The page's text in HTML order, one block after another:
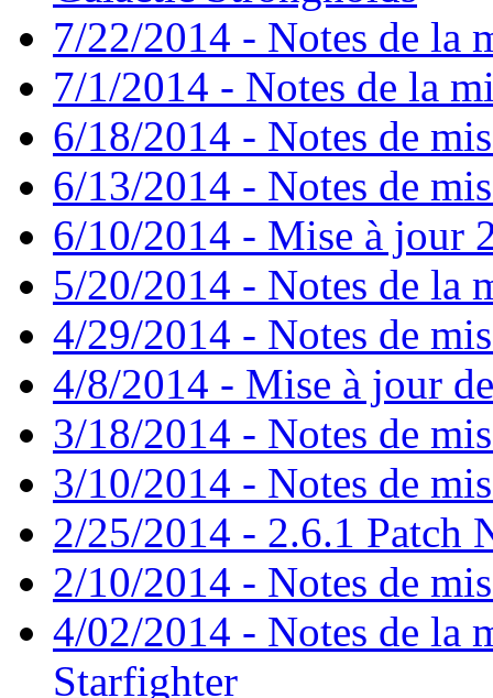
7/22/2014 - Notes de la
7/1/2014 - Notes de la
6/18/2014 - Notes de
6/13/2014 - Notes de
6/10/2014 - Mise à jour
5/20/2014 - Notes de la
4/29/2014 - Notes de
4/8/2014 - Mise à jour
3/18/2014 - Notes de
3/10/2014 - Notes de
2/25/2014 - 2.6.1 Patch
2/10/2014 - Notes de
4/02/2014 - Notes de la
Starfighter